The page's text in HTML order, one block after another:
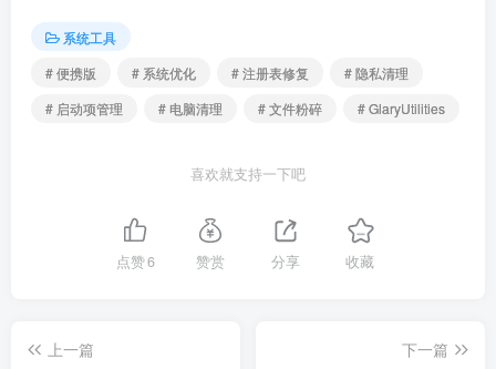
系统工具
# 便携版
# 系统优化 # 注册表修复
# 隐私清理
# 启动项管理
# 电脑清理 # 文件粉碎 # GlaryUtilities
喜欢就支持一下吧
点赞6 赞赏 分享 收藏
上一篇
下一篇